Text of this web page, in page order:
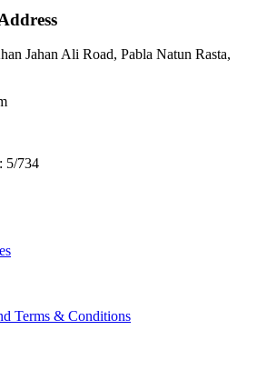
Jahan Ali Road, Pabla Natun Rasta,
5/734
Terms & Conditions